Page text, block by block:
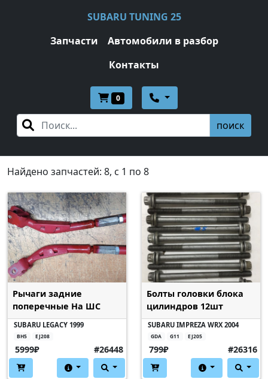
SUBARU TUNING 25
Запчасти
Автомобили в разбор
Контакты
0
поиск
Найдено запчастей: 8, c 1 по 8
Рычаги задние
поперечные На ШС
SUBARU LEGACY 1999
BH5 EJ208
5999₽ #26448
Болты головки блока
цилиндров 12шт
SUBARU IMPREZA WRX 2004
GDA G11 EJ205
799₽ #26316